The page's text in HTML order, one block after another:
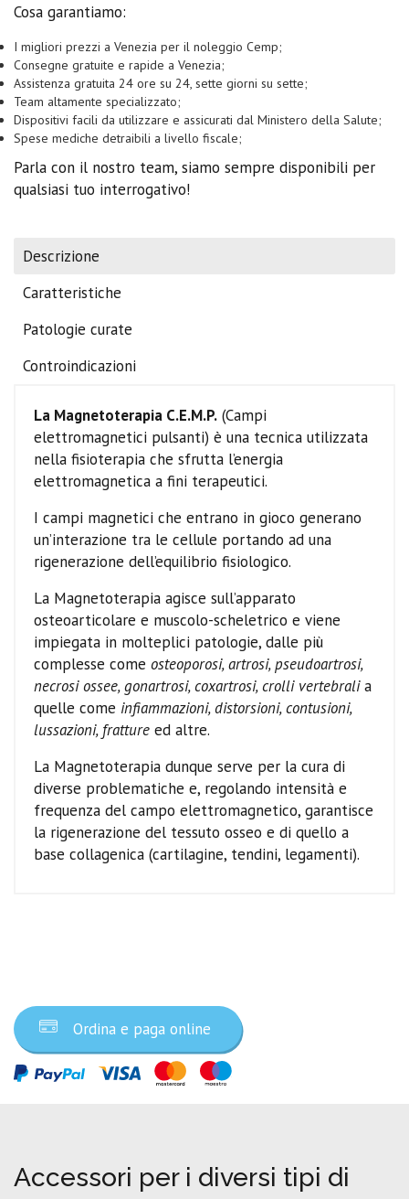
Cosa garantiamo:
I migliori prezzi a Venezia per il noleggio Cemp;
Consegne gratuite e rapide a Venezia;
Assistenza gratuita 24 ore su 24, sette giorni su sette;
Team altamente specializzato;
Dispositivi facili da utilizzare e assicurati dal Ministero della Salute;
Spese mediche detraibili a livello fiscale;
Parla con il nostro team, siamo sempre disponibili per
qualsiasi tuo interrogativo!
Descrizione
Caratteristiche
Patologie curate
Controindicazioni
La Magnetoterapia C.E.M.P. (Campi
elettromagnetici pulsanti) è una tecnica utilizzata
nella fisioterapia che sfrutta l’energia
elettromagnetica a fini terapeutici.
I campi magnetici che entrano in gioco generano
un’interazione tra le cellule portando ad una
rigenerazione dell’equilibrio fisiologico.
La Magnetoterapia agisce sull’apparato
osteoarticolare e muscolo-scheletrico e viene
impiegata in molteplici patologie, dalle più
complesse come osteoporosi, artrosi, pseudoartrosi,
necrosi ossee, gonartrosi, coxartrosi, crolli vertebralia
quelle come infiammazioni, distorsioni, contusioni,
lussazioni, fratture ed altre.
La Magnetoterapia dunque serve per la cura di
diverse problematiche e, regolando intensità e
frequenza del campo elettromagnetico, garantisce
la rigenerazione del tessuto osseo e di quello a
base collagenica (cartilagine, tendini, legamenti).
Ordina e paga online
Accessori per i diversi tipi di